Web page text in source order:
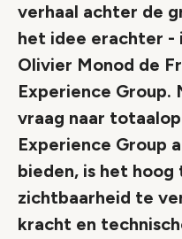
verhaal achter de
het idee erachter -
Olivier Monod de
Experience Group.
vraag naar
Experience Group
bieden, is het hoog
zichtbaarheid te
kracht en